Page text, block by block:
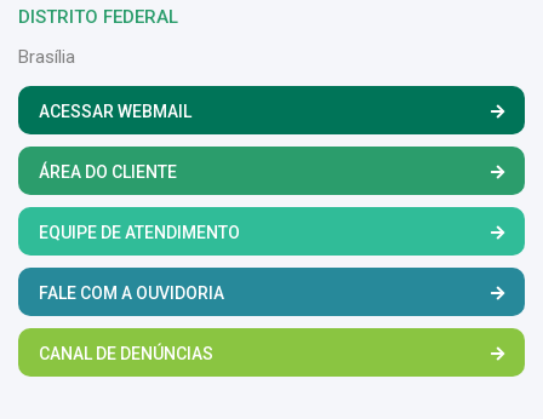
DISTRITO FEDERAL
Brasília
ACESSAR WEBMAIL
ÁREA DO CLIENTE
EQUIPE DE ATENDIMENTO
FALE COM A OUVIDORIA
CANAL DE DENÚNCIAS